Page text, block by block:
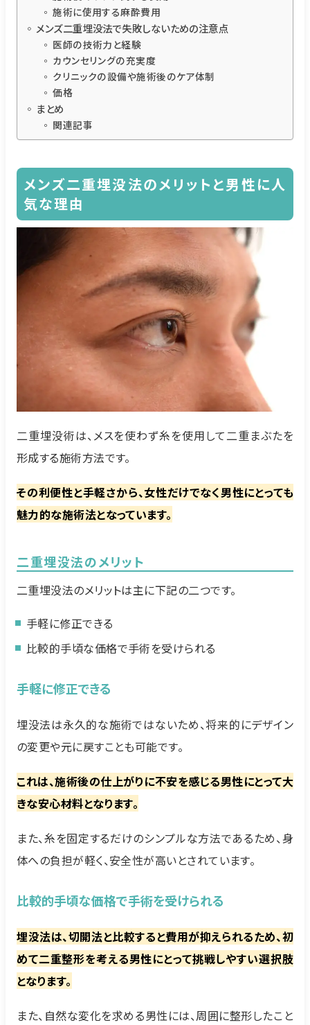
施術に使用する麻酔費用
メンズ二重埋没法で失敗しないための注意点
医師の技術力と経験
カウンセリングの充実度
クリニックの設備や施術後のケア体制
価格
まとめ
関連記事
メンズ二重埋没法のメリットと男性に人
気な理由
二重埋没術は、メスを使わず糸を使用して二重まぶたを
形成する施術方法です。
その利便性と手軽さから、女性だけでなく男性にとっても
魅力的な施術法となっています。
二重埋没法のメリット
二重埋没法のメリットは主に下記の二つです。
手軽に修正できる
比較的手頃な価格で手術を受けられる
手軽に修正できる
埋没法は永久的な施術ではないため、将来的にデザイン
の変更や元に戻すことも可能です。
これは、施術後の仕上がりに不安を感じる男性にとって大
きな安心材料となります。
また、糸を固定するだけのシンプルな方法であるため、身
体への負担が軽く、安全性が高いとされています。
比較的手頃な価格で手術を受けられる
埋没法は、切開法と比較すると費用が抑えられるため、初
めて二重整形を考える男性にとって挑戦しやすい選択肢
となります。
また、自然な変化を求める男性には、周囲に整形したこと